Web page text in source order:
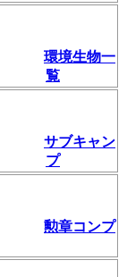
環境生物一
覧
サブキャン
プ
勲章コンプ